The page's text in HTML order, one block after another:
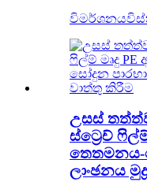
විමර්ශනය
උසස්
ස්ට්‍රෙච්
තෙතමනය-
ලාංඡනය